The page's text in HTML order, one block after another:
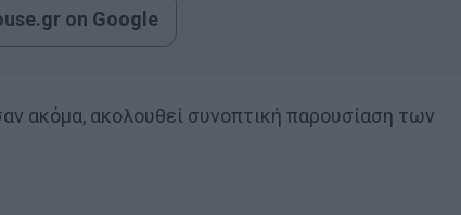
on Google
ακόμα, ακολουθεί συνοπτική παρουσίαση των